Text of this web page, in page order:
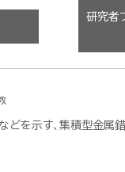
研究者
どを示す、集積型金属